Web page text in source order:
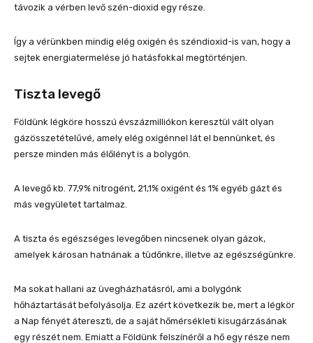
távozik a vérben levő szén-dioxid egy része.
Így a vérünkben mindig elég oxigén és széndioxid-is van, hogy a
sejtek energiatermelése jó hatásfokkal megtörténjen.
Tiszta levegő
Földünk légköre hosszú évszázmilliókon keresztül vált olyan
gázösszetételűvé, amely elég oxigénnel lát el bennünket, és
persze minden más élőlényt is a bolygón.
A levegő kb. 77,9% nitrogént, 21,1% oxigént és 1% egyéb gázt és
más vegyületet tartalmaz.
A tiszta és egészséges levegőben nincsenek olyan gázok,
amelyek károsan hatnának a tüdőnkre, illetve az egészségünkre.
Ma sokat hallani az üvegházhatásról, ami a bolygónk
hőháztartását befolyásolja. Ez azért következik be, mert a légkör
a Nap fényét átereszti, de a saját hőmérsékleti kisugárzásának
egy részét nem. Emiatt a Földünk felszínéről a hő egy része nem